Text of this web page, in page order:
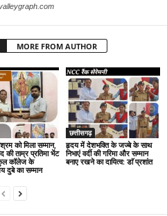
MORE FROM AUTHOR
को मिला सम्मान,
की ताम्र प्रतिमा भेंट
कॉलेज के
दुबे का सम्मान
छत्तीसगढ़
हृदय में देशभक्ति के जज्बे के साथ
निभाएं वर्दी की गरिमा और सम्मान
बनाए रखने का दायित्व: डाॅ प्रशांत